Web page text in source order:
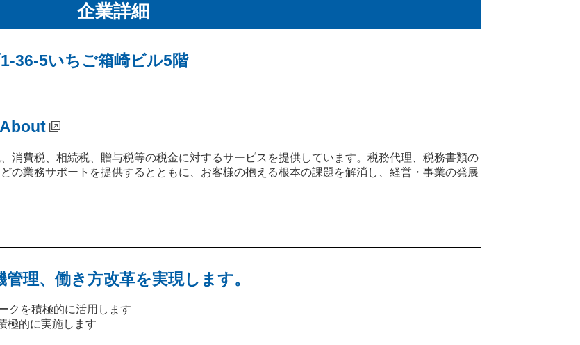
企業詳細
36-5いちご箱崎ビル5階
消費税、相続税、贈与税等の税金に対するサービスを提供しています。税務代理、税務書類の
の業務サポートを提供するとともに、お客様の抱える根本の課題を解消し、経営・事業の発展
理、働き方改革を実現します。
クを積極的に活用します
極的に実施します